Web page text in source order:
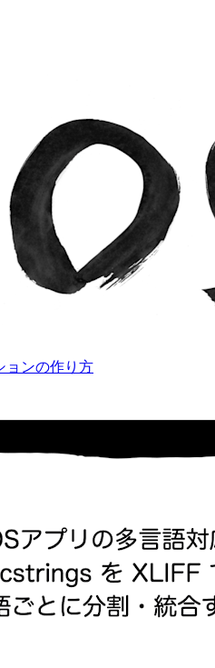
ョンの作り方